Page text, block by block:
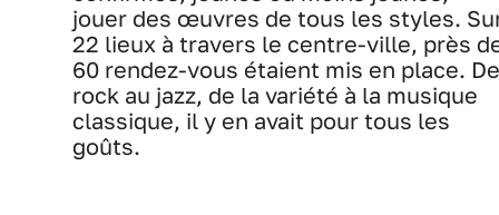
jouer des œuvres de tous les styles.
22 lieux à travers le centre-ville, près
60 rendez-vous étaient mis en place. De
rock au jazz, de la variété à la musique
classique, il y en avait pour tous les
goûts.